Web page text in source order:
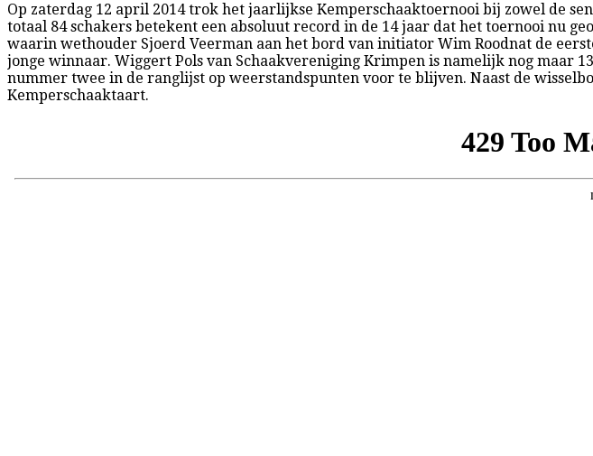
Op zaterdag 12 april 2014 trok het jaarlijkse Kemperschaaktoernooi bij zowel de
totaal 84 schakers betekent een absoluut record in de 14 jaar dat het toernooi nu
waarin wethouder Sjoerd Veerman aan het bord van initiator Wim Roodnat de
jonge winnaar. Wiggert Pols van Schaakvereniging Krimpen is namelijk nog maar
nummer twee in de ranglijst op weerstandspunten voor te blijven. Naast de
Kemperschaaktaart.